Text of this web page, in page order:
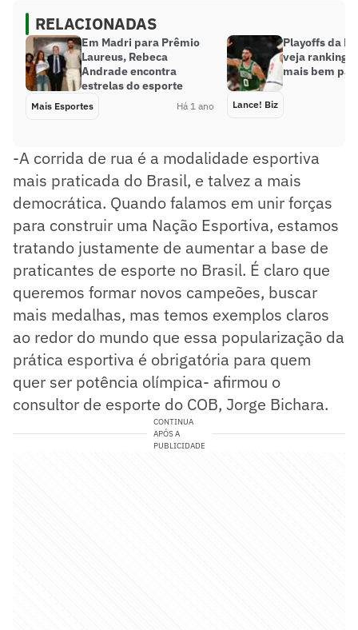
RELACIONADAS
Em Madri para Prêmio
Laureus, Rebeca
Andrade encontra
estrelas do esporte
Mais Esportes Há 1 ano
Playoffs da
veja ranking
mais bem
Lance! Biz
-A corrida de rua é a modalidade esportiva
mais praticada do Brasil, e talvez a mais
democrática. Quando falamos em unir forças
para construir uma Nação Esportiva, estamos
tratando justamente de aumentar a base de
praticantes de esporte no Brasil. É claro que
queremos formar novos campeões, buscar
mais medalhas, mas temos exemplos claros
ao redor do mundo que essa popularização da
prática esportiva é obrigatória para quem
quer ser potência olímpica- afirmou o
consultor de esporte do COB, Jorge Bichara.
CONTINUA
APÓS A
PUBLICIDADE